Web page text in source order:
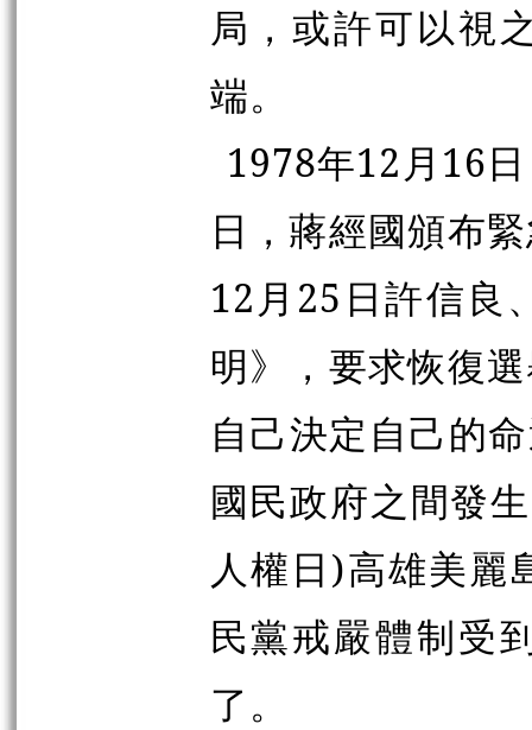
局，或許可以視
端。
1978年12月16
日，蔣經國頒布
12月25日許信良
明》，要求恢復
自己決定自己的
國民政府之間發
人權日)高雄美麗
民黨戒嚴體制受
了。